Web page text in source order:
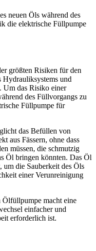
neuen Öls während des
die elektrische Füllpumpe
größten Risiken für den
Hydrauliksystems und
Um das Risiko einer
des Füllvorgangs zu
Füllpumpe für
das Befüllen von
aus Fässern, ohne dass
müssen, die schmutzig
Öl bringen könnten. Das Öl
die Sauberkeit des Öls
einer Verunreinigung
macht eine
einfacher und
erforderlich ist.